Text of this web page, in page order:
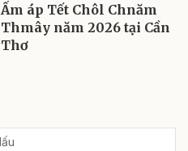
Ấm áp Tết Chôl Chnăm
Thmây năm 2026 tại Cần
Thơ